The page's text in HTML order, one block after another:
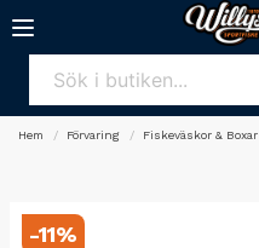
Hem Förvaring Fiskeväskor & Boxar
-11%